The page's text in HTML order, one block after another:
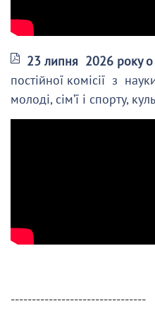
23 липня 2026 року
постійної комісії з
молоді, сім’ї і спорту,
--------------------------------